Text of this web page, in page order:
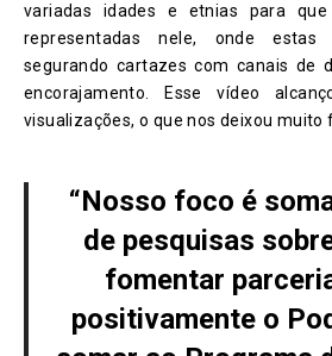
variadas idades e etnias para
representadas nele, onde estas
segurando cartazes com canais de
encorajamento. Esse vídeo
visualizações, o que nos deixou muito
“Nosso foco é
de pesquisas
fomentar
positivamente o